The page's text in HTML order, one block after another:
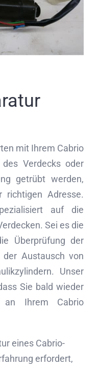
mit Ihrem Cabrio
Verdecks oder
getrübt werden,
Adresse.
auf die
Sei es die
Überprüfung der
der Austausch von
Unser
Sie bald wieder
an Ihrem Cabrio
eines Cabrio-
erfordert,